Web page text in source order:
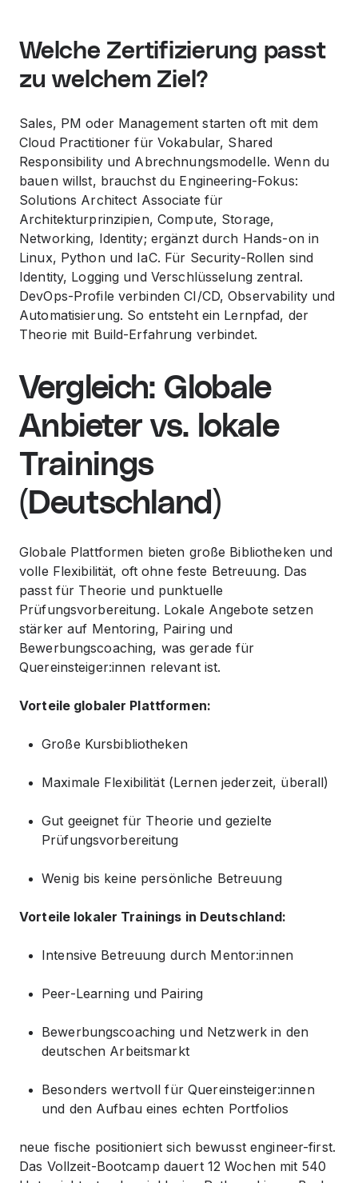
Welche Zertifizierung passt
zu welchem Ziel?
Sales, PM oder Management starten oft mit dem
Cloud Practitioner für Vokabular, Shared
Responsibility und Abrechnungsmodelle. Wenn du
bauen willst, brauchst du Engineering-Fokus:
Solutions Architect Associate für
Architekturprinzipien, Compute, Storage,
Networking, Identity; ergänzt durch Hands-on in
Linux, Python und IaC. Für Security-Rollen sind
Identity, Logging und Verschlüsselung zentral.
DevOps-Profile verbinden CI/CD, Observability und
Automatisierung. So entsteht ein Lernpfad, der
Theorie mit Build-Erfahrung verbindet.
Vergleich: Globale
Anbieter vs. lokale
Trainings
(Deutschland)
Globale Plattformen bieten große Bibliotheken und
volle Flexibilität, oft ohne feste Betreuung. Das
passt für Theorie und punktuelle
Prüfungsvorbereitung. Lokale Angebote setzen
stärker auf Mentoring, Pairing und
Bewerbungscoaching, was gerade für
Quereinsteiger:innen relevant ist.
Vorteile globaler Plattformen:
Große Kursbibliotheken
Maximale Flexibilität (Lernen jederzeit, überall)
Gut geeignet für Theorie und gezielte
Prüfungsvorbereitung
Wenig bis keine persönliche Betreuung
Vorteile lokaler Trainings in Deutschland:
Intensive Betreuung durch Mentor:innen
Peer-Learning und Pairing
Bewerbungscoaching und Netzwerk in den
deutschen Arbeitsmarkt
Besonders wertvoll für Quereinsteiger:innen
und den Aufbau eines echten Portfolios
neue fische positioniert sich bewusst engineer-first.
Das Vollzeit-Bootcamp dauert 12 Wochen mit 540